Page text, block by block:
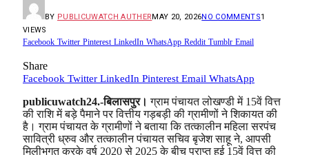
BY PUBLICUWATCH AUTHERMAY 20, 2026NO COMMENTS1
VIEWS
Facebook Twitter Pinterest LinkedIn WhatsApp Reddit Tumblr Email
Share
Facebook Twitter LinkedIn Pinterest Email WhatsApp
publicuwatch24.-बिलासपुर। ग्राम पंचायत लोखण्डी में 15वें वित्त
की राशि में बड़े पैमाने पर वित्तीय गड़बड़ी की ग्रामीणों ने शिकायत की
है। ग्राम पंचायत के ग्रामीणों ने बताया कि तत्कालीन महिला सरपंच
सावित्री ध्रुव और तत्कालीन पंचायत सचिव बृजेश साहू ने, आपसी
मिलीभगत करके वर्ष 2020 से 2025 के बीच प्राप्त हुई 15वें वित्त की